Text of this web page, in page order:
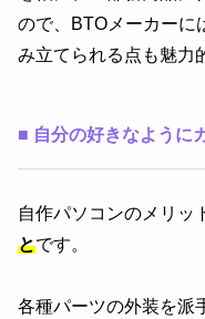
ので、BTOメーカーに
み立てられる点も魅力
■ 自分の好きなように
自作パソコンのメリッ
とです。
各種パーツの外装を派